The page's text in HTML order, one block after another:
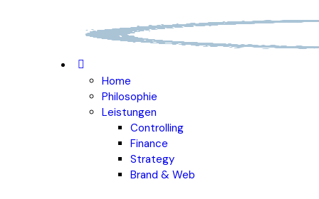
Home
Philosophie
Leistungen
Controlling
Finance
Strategy
Brand & Web